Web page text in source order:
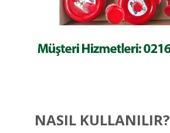
NASIL KULLANILIR?